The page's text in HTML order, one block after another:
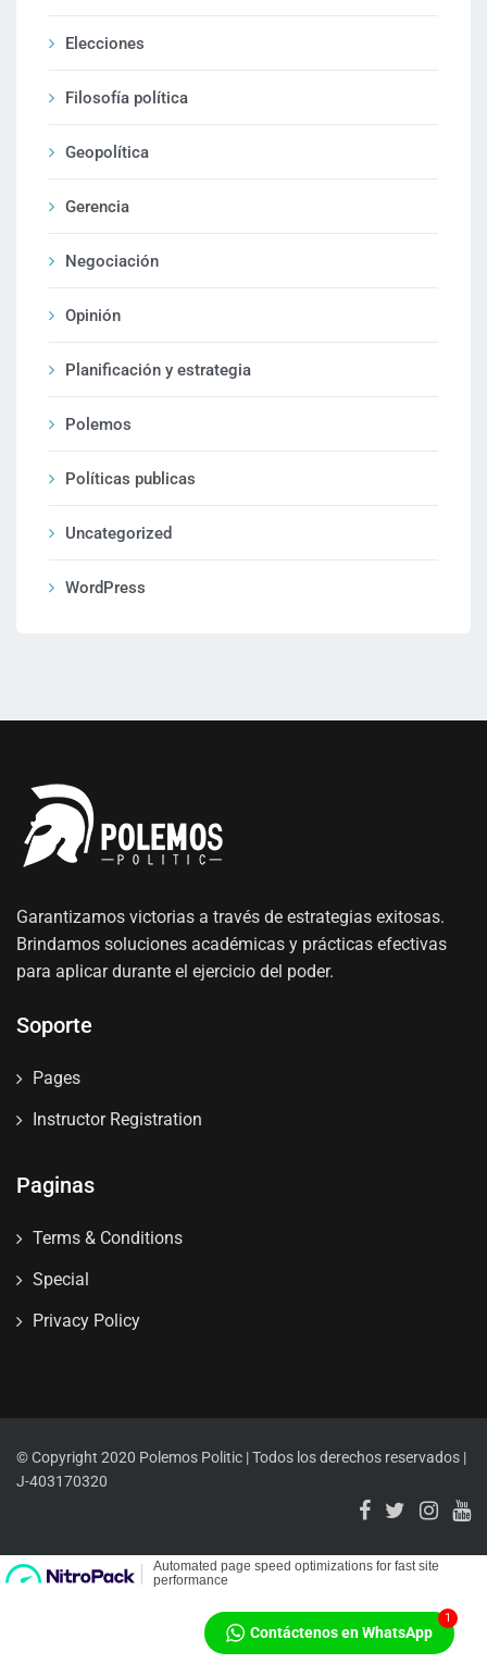
Elecciones
Filosofía política
Geopolítica
Gerencia
Negociación
Opinión
Planificación y estrategia
Polemos
Políticas publicas
Uncategorized
WordPress
Garantizamos victorias a través de estrategias exitosas.
Brindamos soluciones académicas y prácticas efectivas
para aplicar durante el ejercicio del poder.
Soporte
Pages
Instructor Registration
Paginas
Terms & Conditions
Special
Privacy Policy
© Copyright 2020 Polemos Politic | Todos los derechos reservados |
J-403170320
Contáctenos en WhatsApp
1